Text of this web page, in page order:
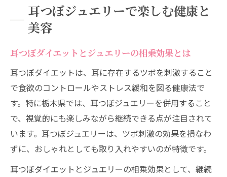
耳つぼジュエリーで楽しむ健康と
美容
耳つぼダイエットとジュエリーの相乗効果とは
耳つぼダイエットは、耳に存在するツボを刺激すること
で食欲のコントロールやストレス緩和を図る健康法で
す。特に栃木県では、耳つぼジュエリーを併用すること
で、視覚的にも楽しみながら継続できる点が注目されて
います。耳つぼジュエリーは、ツボ刺激の効果を損なわ
ずに、おしゃれとしても取り入れやすいのが特徴です。
耳つぼダイエットとジュエリーの相乗効果として、継続